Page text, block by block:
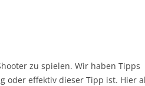
zu spielen. Wir haben Tipps
oder effektiv dieser Tipp ist. Hier